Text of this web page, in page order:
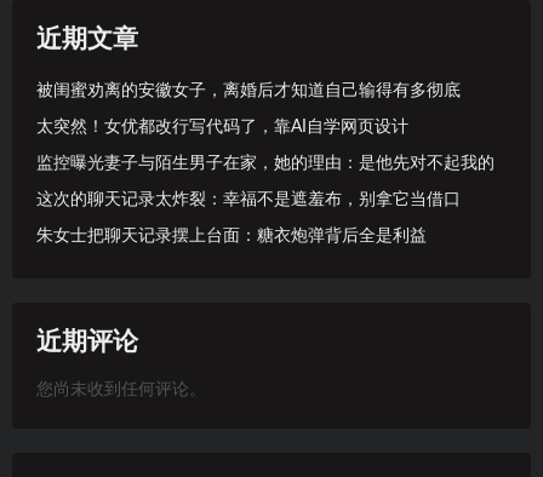
近期文章
被闺蜜劝离的安徽女子，离婚后才知道自己输得有多彻底
太突然！女优都改行写代码了，靠AI自学网页设计
监控曝光妻子与陌生男子在家，她的理由：是他先对不起我的
这次的聊天记录太炸裂：幸福不是遮羞布，别拿它当借口
朱女士把聊天记录摆上台面：糖衣炮弹背后全是利益
近期评论
您尚未收到任何评论。